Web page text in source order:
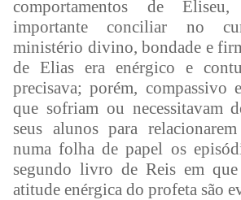
comportamentos de
importante conciliar no
ministério divino, bondade e
de Elias era enérgico e
precisava; porém, compassivo
que sofriam ou necessitavam
seus alunos para
numa folha de papel os
segundo livro de Reis em
atitude enérgica do profeta são